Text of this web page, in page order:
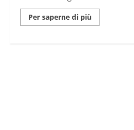
Per saperne di più
informazioni